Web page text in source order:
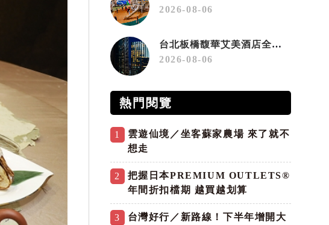
2026-08-06
台北板橋馥華艾美酒店全新開幕 感官藝術策展打造旅居新風格
2026-08-06
熱門閱覽
1
雲遊仙境／坐客蘇家農場 來了就不
想走
2
把握日本PREMIUM OUTLETS®
年間折扣檔期 越買越划算
3
台灣好行／新路線！下半年增開大